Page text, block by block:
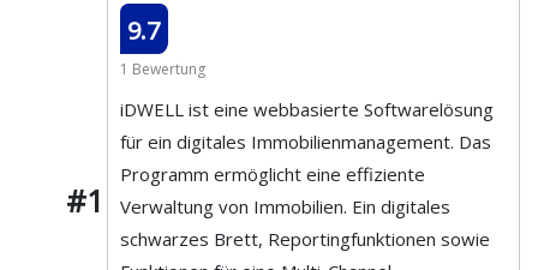
#1
9.7
1 Bewertung
iDWELL ist eine webbasierte Softwarelösung
für ein digitales Immobilienmanagement. Das
Programm ermöglicht eine effiziente
Verwaltung von Immobilien. Ein digitales
schwarzes Brett, Reportingfunktionen sowie